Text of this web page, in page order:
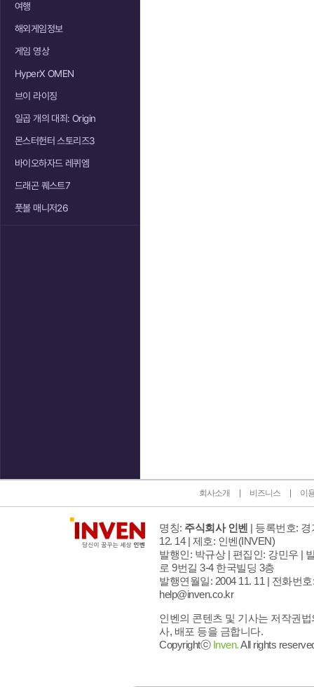
여행
해외게임정보
게임 영상
HyperX OMEN
브이 라이징
일곱 개의 대죄: Origin
몬스터헌터 스토리즈3
바이오하자드 레퀴엠
드래곤 퀘스트7
풋볼 매니저26
회사소개 비즈니스 이
명칭: 주식회사 인벤 | 등록번호:
12. 14 | 제호: 인벤(INVEN)
발행인: 박규상 | 편집인: 강민우 |
로 9번길 3-4 한국빌딩 3층
발행연월일: 2004 11. 11 | 전화번호
help@inven.co.kr
인벤의 콘텐츠 및 기사는 저작권
사, 배포 등을 금합니다.
Copyrightⓒ Inven.All rights